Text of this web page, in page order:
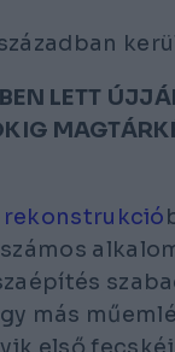
LETT
rekonstrukció
más